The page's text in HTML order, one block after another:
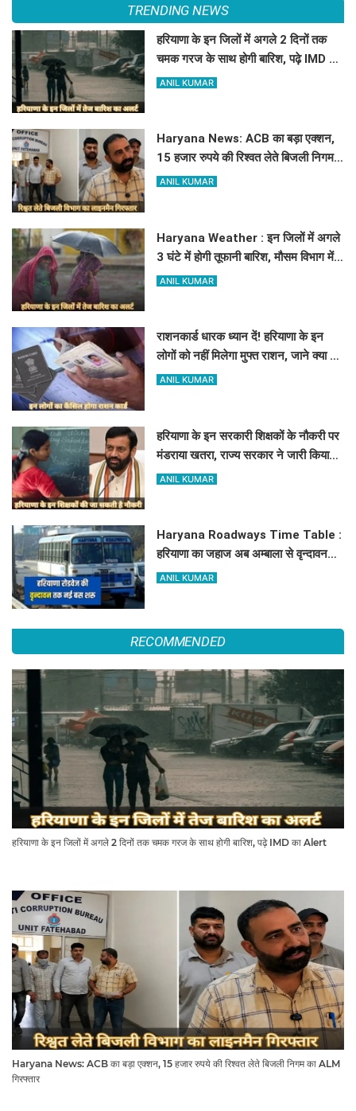
TRENDING NEWS
हरियाणा के इन जिलों में अगले 2 दिनों तक
चमक गरज के साथ होगी बारिश, पढ़े IMD का
Alert
ANIL KUMAR
Haryana News: ACB का बड़ा एक्शन,
15 हजार रुपये की रिश्वत लेते बिजली निगम
का ALM गिरफ्तार
ANIL KUMAR
Haryana Weather : इन जिलों में अगले
3 घंटे में होगी तूफानी बारिश, मौसम विभाग में
जारी किया रेड अलर्ट
ANIL KUMAR
राशनकार्ड धारक ध्यान दें! हरियाणा के इन
लोगों को नहीं मिलेगा मुफ्त राशन, जाने क्या है
कारण
ANIL KUMAR
हरियाणा के इन सरकारी शिक्षकों के नौकरी पर
मंडराया खतरा, राज्य सरकार ने जारी किया
बड़ा अलर्ट
ANIL KUMAR
Haryana Roadways Time Table :
हरियाणा का जहाज अब अम्बाला से वृन्दावन
दौड़ेगा, मथुरा वालों को भी मिलेगा लाभ, देखें
ANIL KUMAR
RECOMMENDED
हरियाणा के इन जिलों में अगले 2 दिनों तक चमक गरज के साथ होगी बारिश, पढ़े IMD का Alert
Haryana News: ACB का बड़ा एक्शन, 15 हजार रुपये की रिश्वत लेते बिजली निगम का ALM
गिरफ्तार